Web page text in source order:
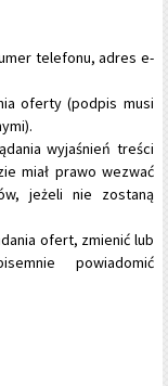
telefonu, adres e-
oferty (podpis musi
wyjaśnień treści
miał prawo wezwać
jeżeli nie zostaną
ofert, zmienić lub
powiadomić